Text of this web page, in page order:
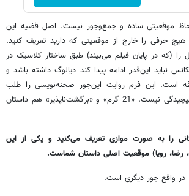
موقعیتی ساده و جمعوجور نیست. اصل قضیه این
هیچ حرفی را خارج از موقعیتی که دارید تعریف کنید.
را (که در پایان فیلم میبیند) طبق ساختار کلاسیک در
نباید اینقدر ادامه پیدا کند دیالوگ داشته باشد و
است. این فرم روایت اینجور صحنهنویسی را طلب
نیست. «21 گرم» و«برگشتناپذیر» هم داستان
را به صورت موازی تعریف میکنید و یکی از این
رضا، رویا) موقعیت اصلی داستان شماست.
در واقع جور دیگری است.